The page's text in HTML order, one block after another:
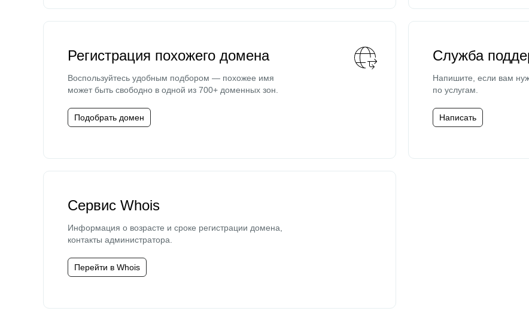
Регистрация похожего домена
Воспользуйтесь удобным подбором — похожее имя
может быть свободно в одной из 700+ доменных зон.
Подобрать домен
Служба
Напишите, если вам
по услугам.
Написать
Сервис Whois
Информация о возрасте и сроке регистрации домена,
контакты администратора.
Перейти в Whois